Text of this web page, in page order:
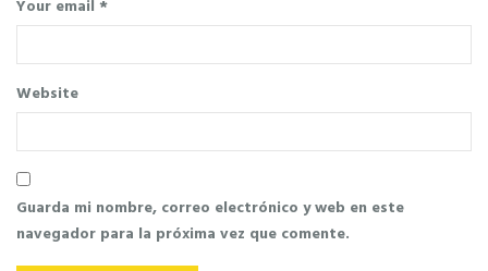
Your email *
Website
Guarda mi nombre, correo electrónico y web en este
navegador para la próxima vez que comente.